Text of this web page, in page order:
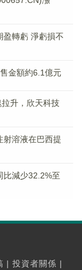
盈轉虧 淨虧損不
金額約6.1億元
拉升，欣天科技
射溶液在巴西提
比減少32.2%至
| 投資者關係 |